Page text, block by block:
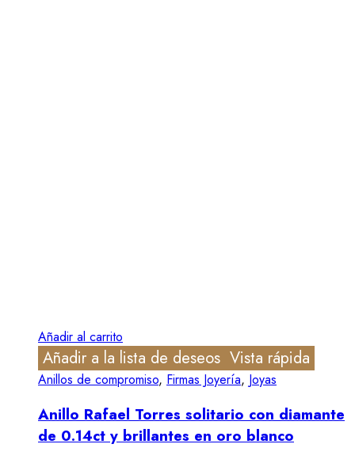
Añadir al carrito
Añadir a la lista de deseos Vista rápida
Anillos de compromiso, Firmas Joyería, Joyas
Anillo Rafael Torres solitario con diamante
de 0.14ct y brillantes en oro blanco